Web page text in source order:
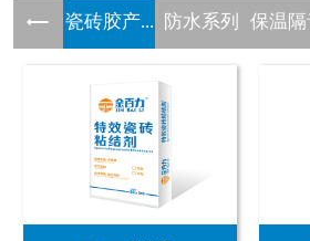
瓷砖胶产... 防水系列 保温隔